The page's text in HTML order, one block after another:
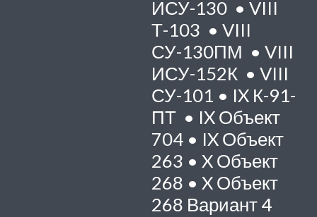
ИСУ-130 • VIII
Т-103 • VIII
СУ-130ПМ • VIII
ИСУ-152К • VIII
СУ-101 • IX К-91-
ПТ • IX Объект
704 • IX Объект
263 • X Объект
268 • X Объект
268 Вариант 4